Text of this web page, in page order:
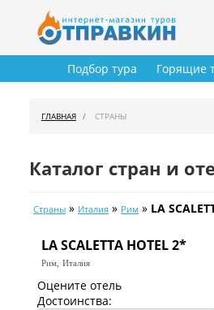
Подбор тура Горящие
ГЛАВНАЯ СТРАНЫ
Каталог стран и
Страны » Италия » Рим » LA
LA SCALETTA HOTEL 2*
Рим, Италия
Оцените отель
Достоинства: